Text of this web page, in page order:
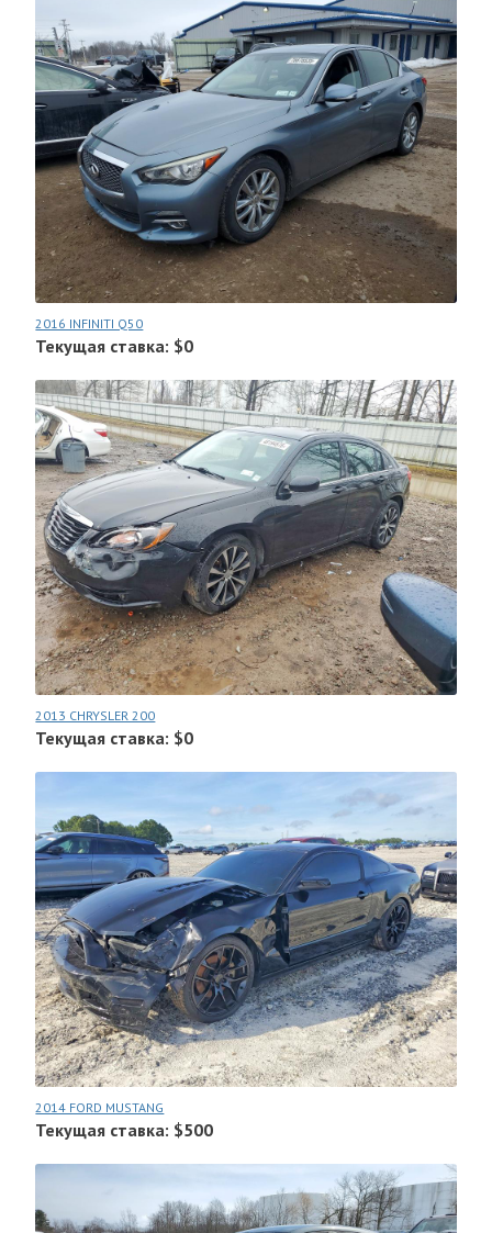
2016 INFINITI Q50
Текущая ставка: $0
2013 CHRYSLER 200
Текущая ставка: $0
2014 FORD MUSTANG
Текущая ставка: $500